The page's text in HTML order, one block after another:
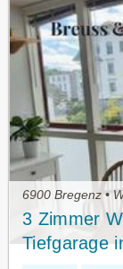
6900 Bregenz •
3 Zimmer
Tiefgarage